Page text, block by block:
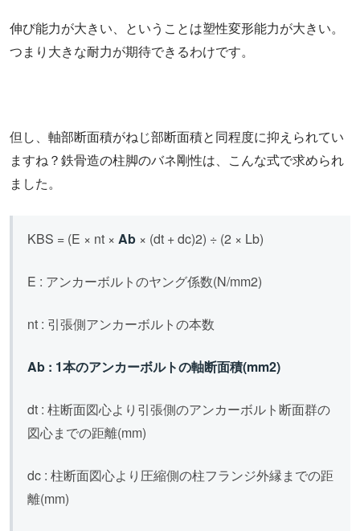
伸び能力が大きい、ということは塑性変形能力が大きい。
つまり大きな耐力が期待できるわけです。
但し、軸部断面積がねじ部断面積と同程度に抑えられてい
ますね？鉄骨造の柱脚のバネ剛性は、こんな式で求められ
ました。
KBS = (E × nt × Ab × (dt + dc)2) ÷ (2 × Lb)
E : アンカーボルトのヤング係数(N/mm2)
nt : 引張側アンカーボルトの本数
Ab : 1本のアンカーボルトの軸断面積(mm2)
dt : 柱断面図心より引張側のアンカーボルト断面群の
図心までの距離(mm)
dc : 柱断面図心より圧縮側の柱フランジ外縁までの距
離(mm)